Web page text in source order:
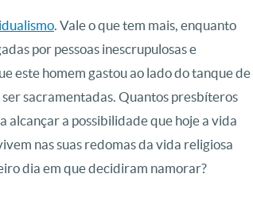
. Vale o que tem mais, enquanto
por pessoas inescrupulosas e
este homem gastou ao lado do tanque de
sacramentadas. Quantos presbíteros
alcançar a possibilidade que hoje a vida
nas suas redomas da vida religiosa
dia em que decidiram namorar?